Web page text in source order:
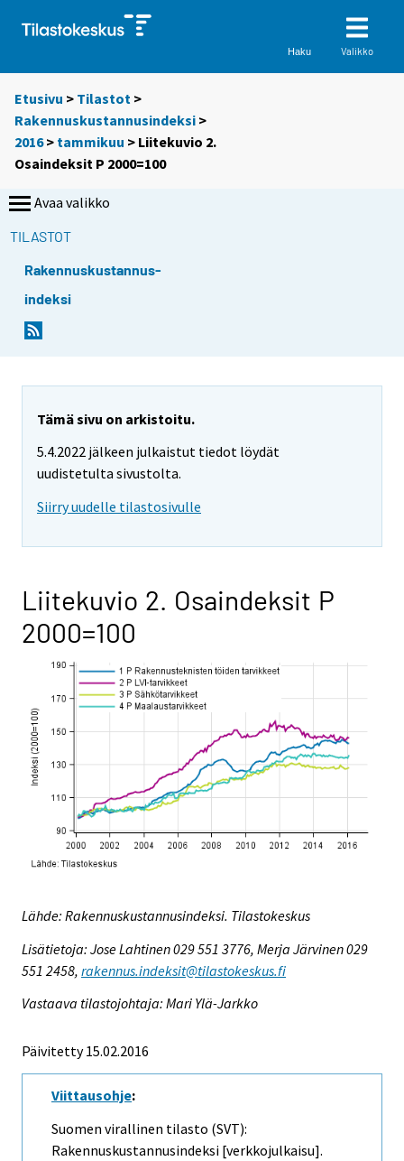
Haku Valikko
Etusivu > Tilastot >
Rakennuskustannusindeksi >
2016> tammikuu > Liitekuvio 2.
Osaindeksit P 2000=100
Avaa valikko
TILASTOT
Rakennuskustannus-
indeksi
Tämä sivu on arkistoitu.
5.4.2022 jälkeen julkaistut tiedot löydät
uudistetulta sivustolta.
Siirry uudelle tilastosivulle
Liitekuvio 2. Osaindeksit P
2000=100
Lähde: Rakennuskustannusindeksi. Tilastokeskus
Lisätietoja: Jose Lahtinen 029 551 3776, Merja Järvinen 029
551 2458, rakennus.indeksit@tilastokeskus.fi
Vastaava tilastojohtaja: Mari Ylä-Jarkko
Päivitetty 15.02.2016
Viittausohje:
Suomen virallinen tilasto (SVT):
Rakennuskustannusindeksi [verkkojulkaisu].